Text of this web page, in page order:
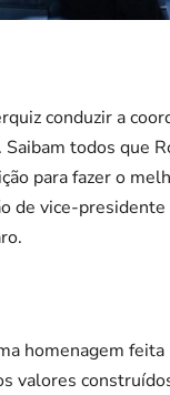
conduzir a
todos que
para fazer o
de vice-
homenagem
valores